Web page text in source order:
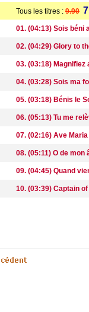
Tous les titres : 9.90
01. (04:13) Sois béni
02. (04:29) Glory to
03. (03:18) Magnifiez
04. (03:28) Sois ma
05. (03:18) Bénis le
06. (05:13) Tu me
07. (02:16) Ave Maria
08. (05:11) O de mon
09. (04:45) Quand
10. (03:39) Captain